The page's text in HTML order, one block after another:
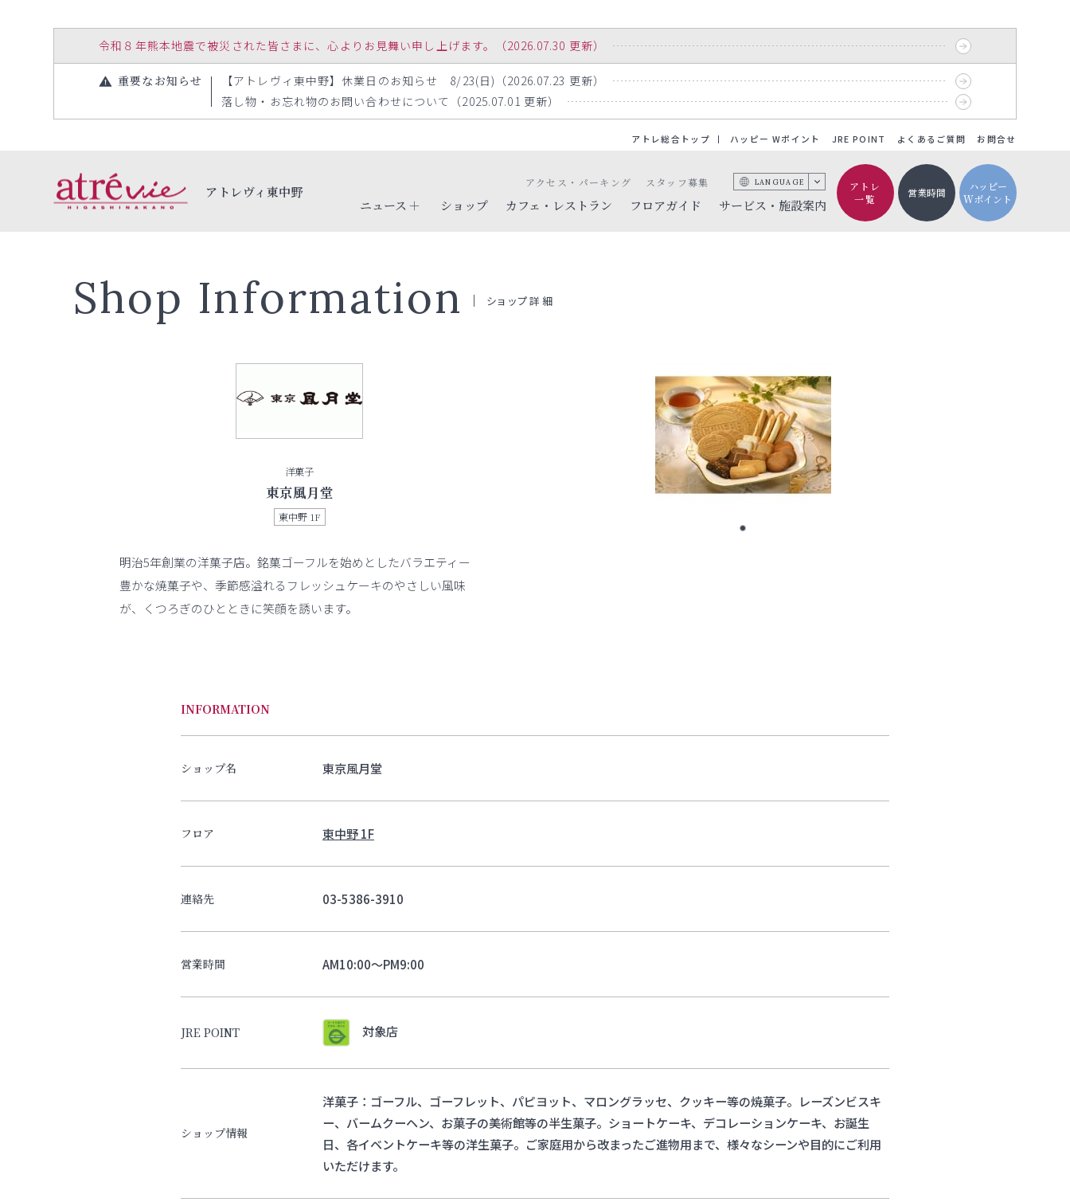
令和８年熊本地震で被災された皆さまに、心よりお見舞い申し上げます。（2026.07.30 更新）
重要なお知らせ
【アトレヴィ東中野】休業日のお知らせ 8/23(日)（2026.07.23 更新）
落し物・お忘れ物のお問い合わせについて（2025.07.01 更新）
アトレ総合トップ ハッピー Wポイント JRE POINT よくあるご質問 お問合せ
アトレヴィ東中野
ニュース
ショップ カフェ・レストラン フロアガイド サービス・施設案内
アクセス・パーキング スタッフ募集 LANGUAGE
アトレ
一覧
営業時間
ハッピー
Wポイント
Shop Information ショップ詳細
洋菓子
東京風月堂
東中野 1F
明治5年創業の洋菓子店。銘菓ゴーフルを始めとしたバラエティー
豊かな焼菓子や、季節感溢れるフレッシュケーキのやさしい風味
が、くつろぎのひとときに笑顔を誘います。
INFORMATION
ショップ名 東京風月堂
フロア 東中野 1F
連絡先 03-5386-3910
営業時間 AM10:00～PM9:00
JRE POINT 対象店
ショップ情報
洋菓子：ゴーフル、ゴーフレット、パピヨット、マロングラッセ、クッキー等の焼菓子。レーズンビスキ
ー、バームクーヘン、お菓子の美術館等の半生菓子。ショートケーキ、デコレーションケーキ、お誕生
日、各イベントケーキ等の洋生菓子。ご家庭用から改まったご進物用まで、様々なシーンや目的にご利用
いただけます。